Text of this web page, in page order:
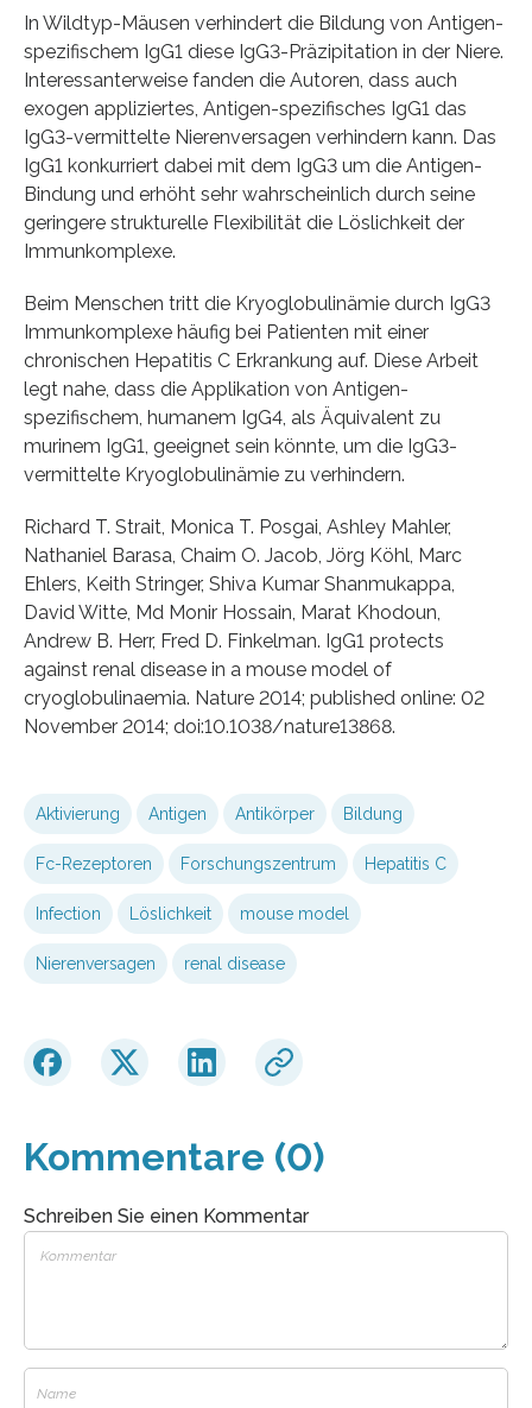
In Wildtyp-Mäusen verhindert die Bildung von Antigen-
spezifischem IgG1 diese IgG3-Präzipitation in der Niere.
Interessanterweise fanden die Autoren, dass auch
exogen appliziertes, Antigen-spezifisches IgG1 das
IgG3-vermittelte Nierenversagen verhindern kann. Das
IgG1 konkurriert dabei mit dem IgG3 um die Antigen-
Bindung und erhöht sehr wahrscheinlich durch seine
geringere strukturelle Flexibilität die Löslichkeit der
Immunkomplexe.
Beim Menschen tritt die Kryoglobulinämie durch IgG3
Immunkomplexe häufig bei Patienten mit einer
chronischen Hepatitis C Erkrankung auf. Diese Arbeit
legt nahe, dass die Applikation von Antigen-
spezifischem, humanem IgG4, als Äquivalent zu
murinem IgG1, geeignet sein könnte, um die IgG3-
vermittelte Kryoglobulinämie zu verhindern.
Richard T. Strait, Monica T. Posgai, Ashley Mahler,
Nathaniel Barasa, Chaim O. Jacob, Jörg Köhl, Marc
Ehlers, Keith Stringer, Shiva Kumar Shanmukappa,
David Witte, Md Monir Hossain, Marat Khodoun,
Andrew B. Herr, Fred D. Finkelman. IgG1 protects
against renal disease in a mouse model of
cryoglobulinaemia. Nature 2014; published online: 02
November 2014; doi:10.1038/nature13868.
Aktivierung Antigen Antikörper Bildung
Fc-Rezeptoren Forschungszentrum Hepatitis C
Infection Löslichkeit mouse model
Nierenversagen renal disease
Kommentare (0)
Schreiben Sie einen Kommentar